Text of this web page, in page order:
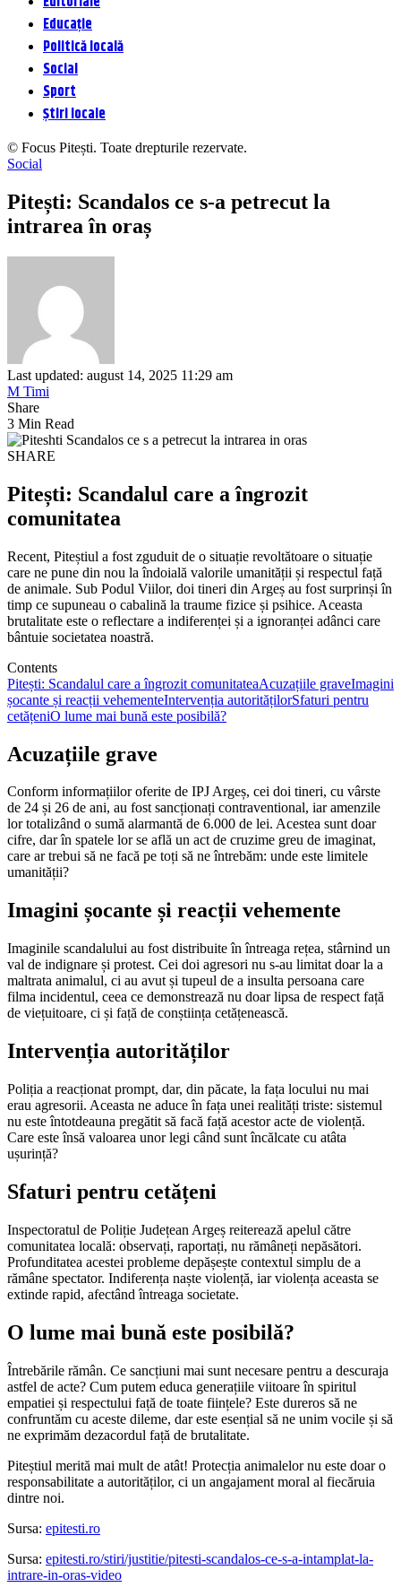
Educație
Politică locală
Social
Sport
Știri locale
© Focus Pitești. Toate drepturile rezervate.
Social
Pitești: Scandalos ce s-a petrecut la
intrarea în oraș
Last updated: august 14, 2025 11:29 am
M Timi
Share
3 Min Read
SHARE
Pitești: Scandalul care a îngrozit
comunitatea
Recent, Piteștiul a fost zguduit de o situație revoltătoare o situație
care ne pune din nou la îndoială valorile umanității și respectul față
de animale. Sub Podul Viilor, doi tineri din Argeș au fost surprinși în
timp ce supuneau o cabalină la traume fizice și psihice. Aceasta
brutalitate este o reflectare a indiferenței și a ignoranței adânci care
bântuie societatea noastră.
Contents
Pitești: Scandalul care a îngrozit comunitateaAcuzațiile graveImagini
șocante și reacții vehementeIntervenția autoritățilorSfaturi pentru
cetățeniO lume mai bună este posibilă?
Acuzațiile grave
Conform informațiilor oferite de IPJ Argeș, cei doi tineri, cu vârste
de 24 și 26 de ani, au fost sancționați contraventional, iar amenzile
lor totalizând o sumă alarmantă de 6.000 de lei. Acestea sunt doar
cifre, dar în spatele lor se află un act de cruzime greu de imaginat,
care ar trebui să ne facă pe toți să ne întrebăm: unde este limitele
umanității?
Imagini șocante și reacții vehemente
Imaginile scandalului au fost distribuite în întreaga rețea, stârnind un
val de indignare și protest. Cei doi agresori nu s-au limitat doar la a
maltrata animalul, ci au avut și tupeul de a insulta persoana care
filma incidentul, ceea ce demonstrează nu doar lipsa de respect față
de viețuitoare, ci și față de conștiința cetățenească.
Intervenția autorităților
Poliția a reacționat prompt, dar, din păcate, la fața locului nu mai
erau agresorii. Aceasta ne aduce în fața unei realități triste: sistemul
nu este întotdeauna pregătit să facă față acestor acte de violență.
Care este însă valoarea unor legi când sunt încălcate cu atâta
ușurință?
Sfaturi pentru cetățeni
Inspectoratul de Poliție Județean Argeș reiterează apelul către
comunitatea locală: observați, raportați, nu rămâneți nepăsători.
Profunditatea acestei probleme depășește contextul simplu de a
rămâne spectator. Indiferența naște violență, iar violența aceasta se
extinde rapid, afectând întreaga societate.
O lume mai bună este posibilă?
Întrebările rămân. Ce sancțiuni mai sunt necesare pentru a descuraja
astfel de acte? Cum putem educa generațiile viitoare în spiritul
empatiei și respectului față de toate ființele? Este dureros să ne
confruntăm cu aceste dileme, dar este esențial să ne unim vocile și să
ne exprimăm dezacordul față de brutalitate.
Piteștiul merită mai mult de atât! Protecția animalelor nu este doar o
responsabilitate a autorităților, ci un angajament moral al fiecăruia
dintre noi.
Sursa: epitesti.ro
Sursa: epitesti.ro/stiri/justitie/pitesti-scandalos-ce-s-a-intamplat-la-
intrare-in-oras-video